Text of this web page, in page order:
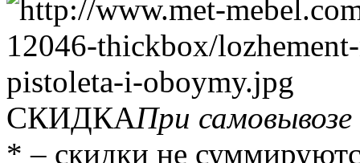
СКИДКАПри
* – скидки не